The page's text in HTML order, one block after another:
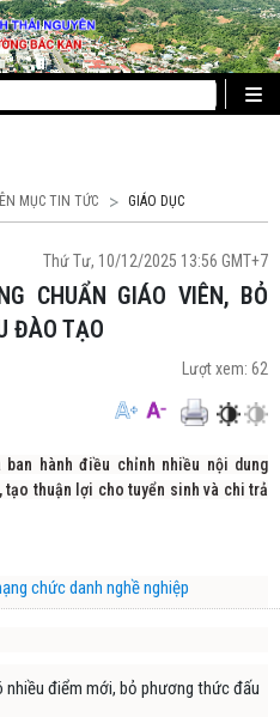
MỤC TIN TỨC GIÁO DỤC
Thứ Tư, 10/12/2025 13:56 GMT+7
ĐÀO TẠO
Lượt xem: 62
ban hành điều chỉnh nhiều nội dung
thuận lợi cho tuyển sinh và chi trả
chức danh nghề nghiệp